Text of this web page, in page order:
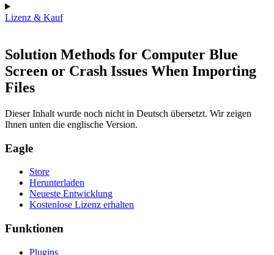
Lizenz & Kauf
Solution Methods for Computer Blue
Screen or Crash Issues When Importing
Files
Dieser Inhalt wurde noch nicht in Deutsch übersetzt. Wir zeigen
Ihnen unten die englische Version.
Eagle
Store
Herunterladen
Neueste Entwicklung
Kostenlose Lizenz erhalten
Funktionen
Plugins